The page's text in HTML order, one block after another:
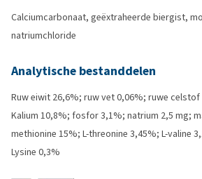
Calciumcarbonaat, geëxtraheerde biergist,
natriumchloride
Analytische bestanddelen
Ruw eiwit 26,6%; ruw vet 0,06%; ruwe
Kalium 10,8%; fosfor 3,1%; natrium 2,5 mg;
methionine 15%; L-threonine 3,45%; L-valine
Lysine 0,3%